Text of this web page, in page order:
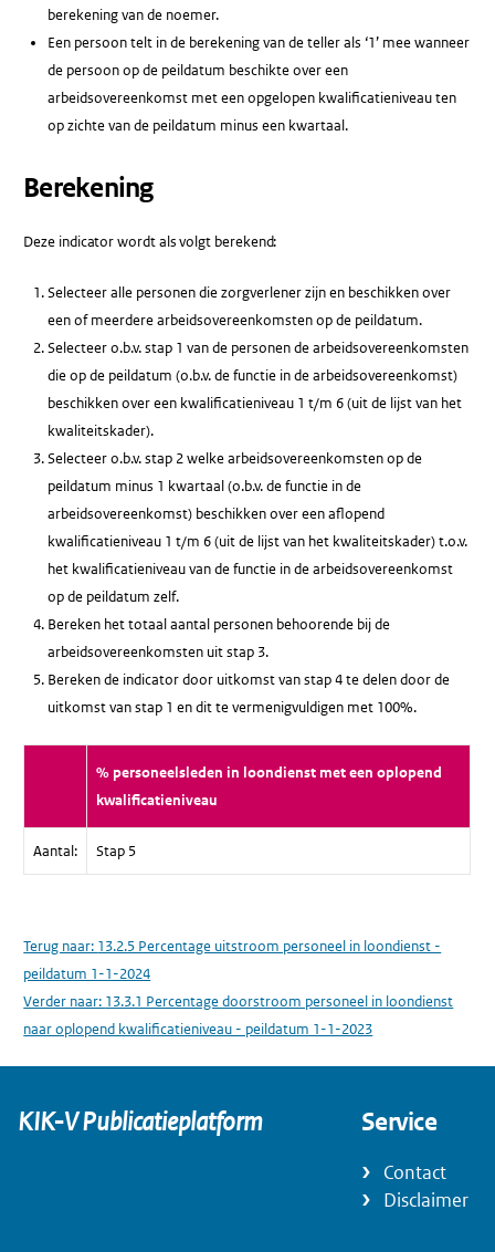
berekening van de noemer.
Een persoon telt in de berekening van de teller als ‘1’ mee wanneer
de persoon op de peildatum beschikte over een
arbeidsovereenkomst met een opgelopen kwalificatieniveau ten
op zichte van de peildatum minus een kwartaal.
Berekening
Deze indicator wordt als volgt berekend:
Selecteer alle personen die zorgverlener zijn en beschikken over
een of meerdere arbeidsovereenkomsten op de peildatum.
Selecteer o.b.v. stap 1 van de personen de arbeidsovereenkomsten
die op de peildatum (o.b.v. de functie in de arbeidsovereenkomst)
beschikken over een kwalificatieniveau 1 t/m 6 (uit de lijst van het
kwaliteitskader).
Selecteer o.b.v. stap 2 welke arbeidsovereenkomsten op de
peildatum minus 1 kwartaal (o.b.v. de functie in de
arbeidsovereenkomst) beschikken over een aflopend
kwalificatieniveau 1 t/m 6 (uit de lijst van het kwaliteitskader) t.o.v.
het kwalificatieniveau van de functie in de arbeidsovereenkomst
op de peildatum zelf.
Bereken het totaal aantal personen behoorende bij de
arbeidsovereenkomsten uit stap 3.
Bereken de indicator door uitkomst van stap 4 te delen door de
uitkomst van stap 1 en dit te vermenigvuldigen met 100%.
% personeelsleden in loondienst met een oplopend
kwalificatieniveau
Aantal: Stap 5
Terug naar: 13.2.5 Percentage uitstroom personeel in loondienst -
peildatum 1-1-2024
Verder naar: 13.3.1 Percentage doorstroom personeel in loondienst
naar oplopend kwalificatieniveau - peildatum 1-1-2023
KIK-V Publicatieplatform Service
Contact
Disclaimer